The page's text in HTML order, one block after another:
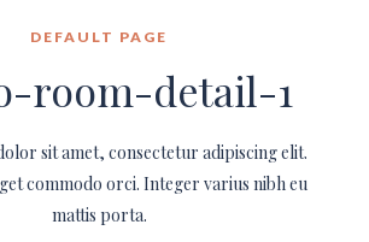
DEFAULT PAGE
room-detail-1
sit amet, consectetur adipiscing elit.
commodo orci. Integer varius nibh eu
mattis porta.